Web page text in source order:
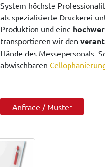
System höchste
als spezialisierte Druckerei
Produktion und eine
transportieren wir den
Hände des Messepersonals.
abwischbaren
Anfrage / Muster